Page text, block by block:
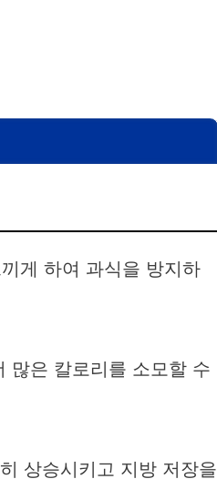
게 하여 과식을 방지하
많은 칼로리를 소모할 수
상승시키고 지방 저장을